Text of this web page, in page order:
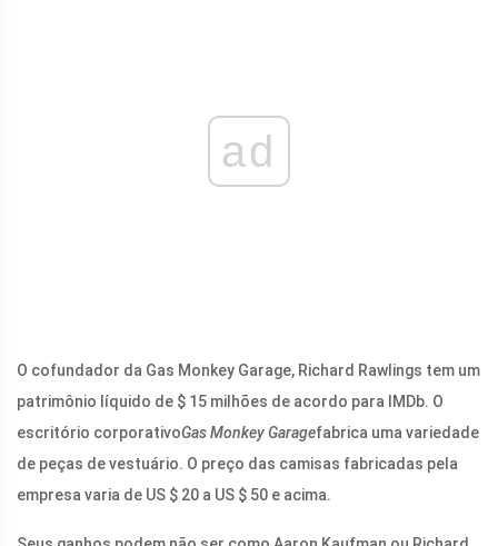
ad
O cofundador da Gas Monkey Garage, Richard Rawlings tem um
patrimônio líquido de $ 15 milhões de acordo para IMDb. O
escritório corporativoGas Monkey Garagefabrica uma variedade
de peças de vestuário. O preço das camisas fabricadas pela
empresa varia de US $ 20 a US $ 50 e acima.